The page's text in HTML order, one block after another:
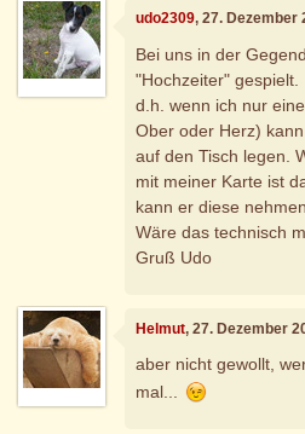
udo2309, 27. Dezember
Bei uns in der
"Hochzeiter" gespielt.
d.h. wenn ich nur
Ober oder Herz)
auf den Tisch legen.
mit meiner Karte ist
kann er diese
Wäre das technisch
Gruß Udo
Helmut, 27. Dezember
aber nicht gewollt,
mal...